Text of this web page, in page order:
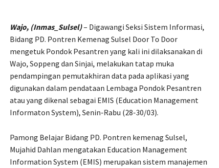
Wajo, (Inmas_Sulsel)– Digawangi Seksi Sistem Informasi,
Bidang PD. Pontren Kemenag Sulsel Door To Door
mengetuk Pondok Pesantren yang kali ini dilaksanakan di
Wajo, Soppeng dan Sinjai, melakukan tatap muka
pendampingan pemutakhiran data pada aplikasi yang
digunakan dalam pendataan Lembaga Pondok Pesantren
atau yang dikenal sebagai EMIS (Education Management
Informaton System), Senin-Rabu (28-30/03).
Pamong Belajar Bidang PD. Pontren kemenag Sulsel,
Mujahid Dahlan mengatakan Education Management
Information System (EMIS) merupakan sistem manajemen